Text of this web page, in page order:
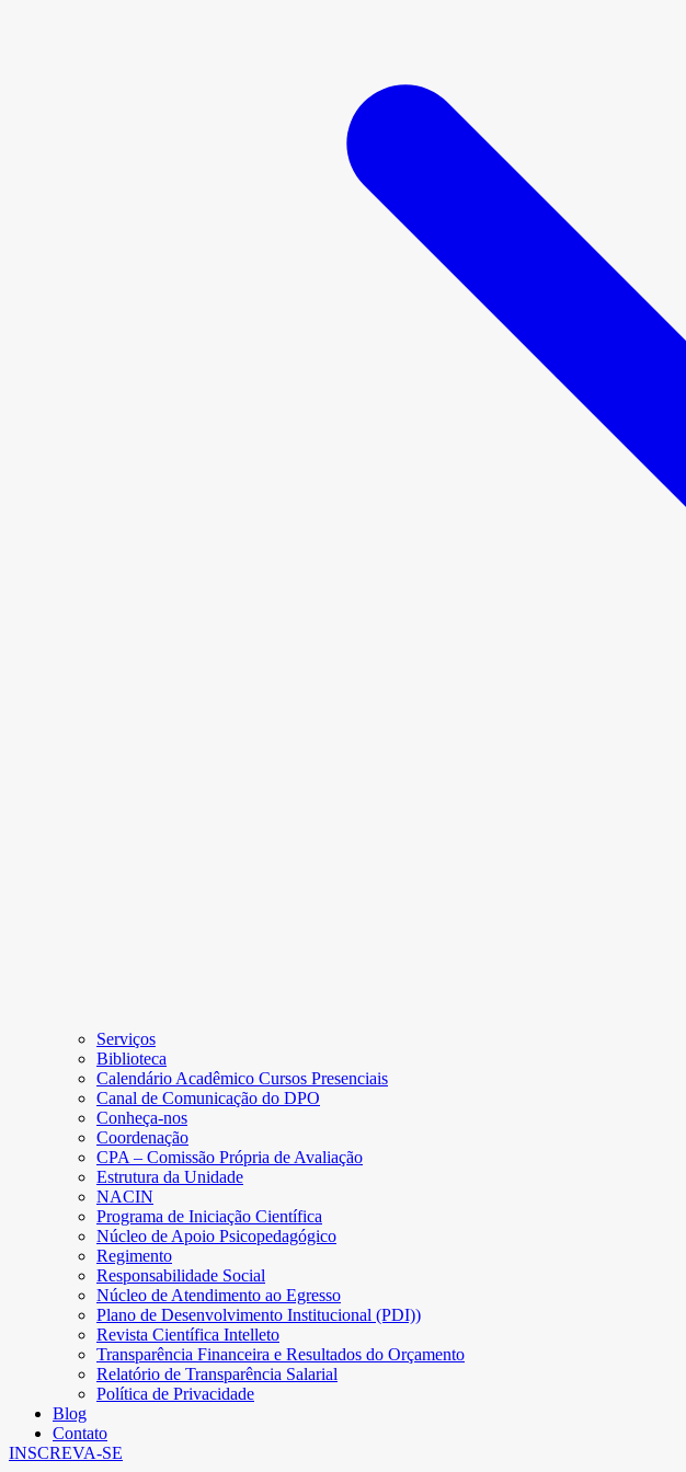
Serviços
Biblioteca
Calendário Acadêmico Cursos Presenciais
Canal de Comunicação do DPO
Conheça-nos
Coordenação
CPA – Comissão Própria de Avaliação
Estrutura da Unidade
NACIN
Programa de Iniciação Científica
Núcleo de Apoio Psicopedagógico
Regimento
Responsabilidade Social
Núcleo de Atendimento ao Egresso
Plano de Desenvolvimento Institucional (PDI))
Revista Científica Intelleto
Transparência Financeira e Resultados do Orçamento
Relatório de Transparência Salarial
Política de Privacidade
Blog
Contato
INSCREVA-SE